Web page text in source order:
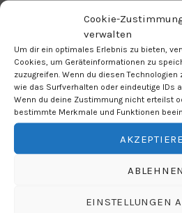
Cookie-
verwalten
Um dir ein optimales Erlebnis zu bieten,
Cookies, um Geräteinformationen zu
zuzugreifen. Wenn du diesen
wie das Surfverhalten oder eindeutige IDs
Wenn du deine Zustimmung nicht erteilst
bestimmte Merkmale und Funktionen
ABLEHNEN
EINSTELLUNGEN
EMG Haar - Aula
Jagdfeldring 82, Haar,
Haar
Klicke hier, um
aktivieren